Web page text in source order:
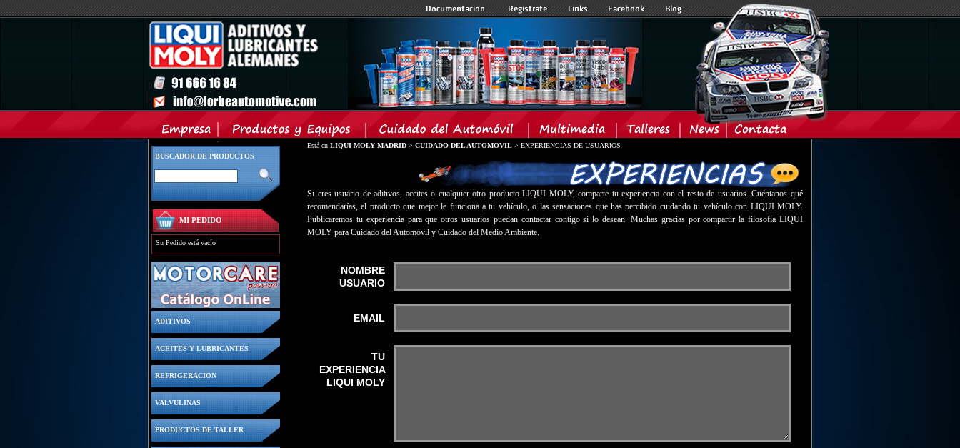
BUSCADOR DE PRODUCTOS
MI PEDIDO
Su Pedido está vacío
ADITIVOS
ACEITES Y LUBRICANTES
REFRIGERACION
VALVULINAS
PRODUCTOS DE TALLER
Está en LIQUI MOLY MADRID > CUIDADO DEL AUTOMOVIL > EXPERIENCIAS DE USUARIOS
Si eres usuario de aditivos, aceites o cualquier otro producto LIQUI MOLY, comparte tu experiencia con el resto de usuarios. Cuéntanos qué
recomendarías, el producto que mejor le funciona a tu vehículo, o las sensaciones que has percibido cuidando tu vehículo con LIQUI MOLY.
Publicaremos tu experiencia para que otros usuarios puedan contactar contigo si lo desean. Muchas gracias por compartir la filosofía LIQUI
MOLY para Cuidado del Automóvil y Cuidado del Medio Ambiente.
NOMBRE
USUARIO
EMAIL
TU
EXPERIENCIA
LIQUI MOLY